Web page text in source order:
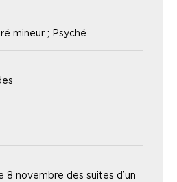
mineur ; Psyché
8 novembre des suites d’un